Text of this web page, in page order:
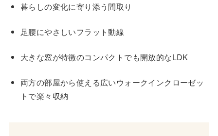
暮らしの変化に寄り添う間取り
足腰にやさしいフラット動線
大きな窓が特徴のコンパクトでも開放的なLDK
両方の部屋から使える広いウォークインクローゼッ
トで楽々収納